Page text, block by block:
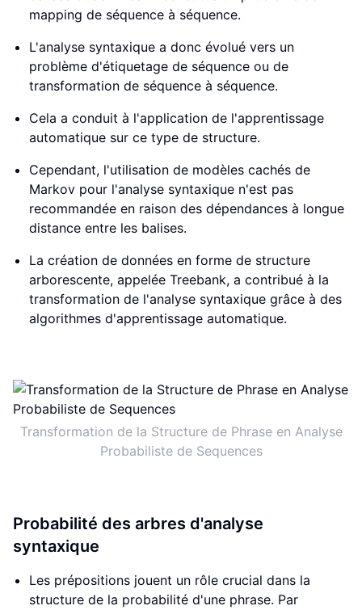
mapping de séquence à séquence.
L'analyse syntaxique a donc évolué vers un
problème d'étiquetage de séquence ou de
transformation de séquence à séquence.
Cela a conduit à l'application de l'apprentissage
automatique sur ce type de structure.
Cependant, l'utilisation de modèles cachés de
Markov pour l'analyse syntaxique n'est pas
recommandée en raison des dépendances à longue
distance entre les balises.
La création de données en forme de structure
arborescente, appelée Treebank, a contribué à la
transformation de l'analyse syntaxique grâce à des
algorithmes d'apprentissage automatique.
Transformation de la Structure de Phrase en Analyse
Probabiliste de Sequences
Probabilité des arbres d'analyse
syntaxique
Les prépositions jouent un rôle crucial dans la
structure de la probabilité d'une phrase. Par